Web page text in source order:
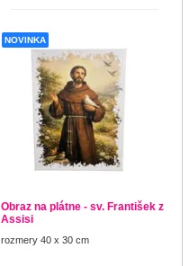
NOVINKA
Obraz na plátne - sv. František z
Assisi
rozmery 40 x 30 cm